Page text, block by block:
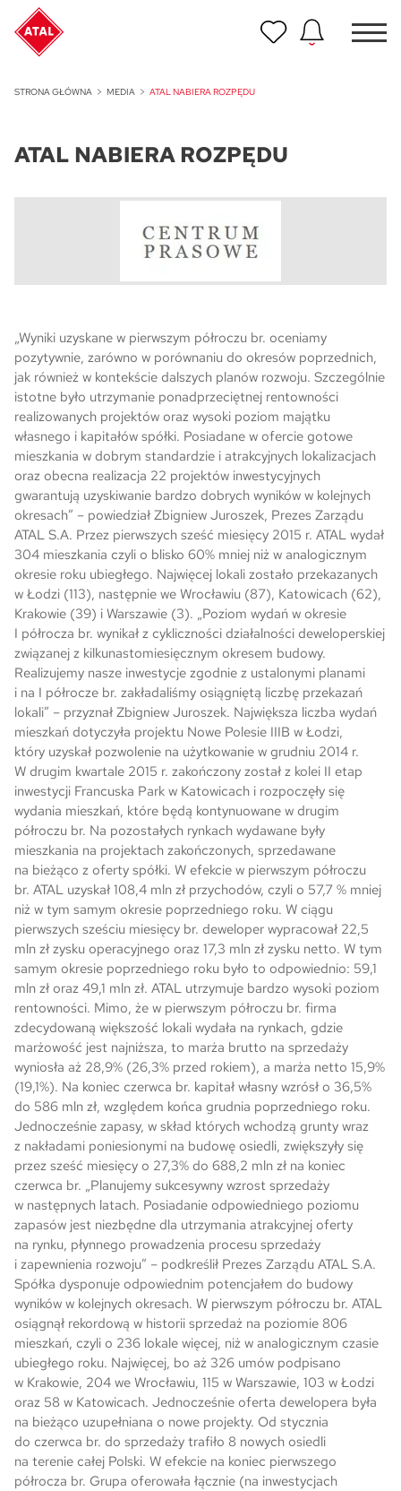
STRONA GŁÓWNA MEDIA ATAL NABIERA ROZPĘDU
ATAL NABIERA ROZPĘDU
„Wyniki uzyskane w pierwszym półroczu br. oceniamy
pozytywnie, zarówno w porównaniu do okresów poprzednich,
jak również w kontekście dalszych planów rozwoju. Szczególnie
istotne było utrzymanie ponadprzeciętnej rentowności
realizowanych projektów oraz wysoki poziom majątku
własnego i kapitałów spółki. Posiadane w ofercie gotowe
mieszkania w dobrym standardzie i atrakcyjnych lokalizacjach
oraz obecna realizacja 22 projektów inwestycyjnych
gwarantują uzyskiwanie bardzo dobrych wyników w kolejnych
okresach” – powiedział Zbigniew Juroszek, Prezes Zarządu
ATAL S.A. Przez pierwszych sześć miesięcy 2015 r. ATAL wydał
304 mieszkania czyli o blisko 60% mniej niż w analogicznym
okresie roku ubiegłego. Najwięcej lokali zostało przekazanych
w Łodzi (113), następnie we Wrocławiu (87), Katowicach (62),
Krakowie (39) i Warszawie (3). „Poziom wydań w okresie
I półrocza br. wynikał z cykliczności działalności deweloperskiej
związanej z kilkunastomiesięcznym okresem budowy.
Realizujemy nasze inwestycje zgodnie z ustalonymi planami
i na I półrocze br. zakładaliśmy osiągniętą liczbę przekazań
lokali” – przyznał Zbigniew Juroszek. Największa liczba wydań
mieszkań dotyczyła projektu Nowe Polesie IIIB w Łodzi,
który uzyskał pozwolenie na użytkowanie w grudniu 2014 r.
W drugim kwartale 2015 r. zakończony został z kolei II etap
inwestycji Francuska Park w Katowicach i rozpoczęły się
wydania mieszkań, które będą kontynuowane w drugim
półroczu br. Na pozostałych rynkach wydawane były
mieszkania na projektach zakończonych, sprzedawane
na bieżąco z oferty spółki. W efekcie w pierwszym półroczu
br. ATAL uzyskał 108,4 mln zł przychodów, czyli o 57,7 % mniej
niż w tym samym okresie poprzedniego roku. W ciągu
pierwszych sześciu miesięcy br. deweloper wypracował 22,5
mln zł zysku operacyjnego oraz 17,3 mln zł zysku netto. W tym
samym okresie poprzedniego roku było to odpowiednio: 59,1
mln zł oraz 49,1 mln zł. ATAL utrzymuje bardzo wysoki poziom
rentowności. Mimo, że w pierwszym półroczu br. firma
zdecydowaną większość lokali wydała na rynkach, gdzie
marżowość jest najniższa, to marża brutto na sprzedaży
wyniosła aż 28,9% (26,3% przed rokiem), a marża netto 15,9%
(19,1%). Na koniec czerwca br. kapitał własny wzrósł o 36,5%
do 586 mln zł, względem końca grudnia poprzedniego roku.
Jednocześnie zapasy, w skład których wchodzą grunty wraz
z nakładami poniesionymi na budowę osiedli, zwiększyły się
przez sześć miesięcy o 27,3% do 688,2 mln zł na koniec
czerwca br. „Planujemy sukcesywny wzrost sprzedaży
w następnych latach. Posiadanie odpowiedniego poziomu
zapasów jest niezbędne dla utrzymania atrakcyjnej oferty
na rynku, płynnego prowadzenia procesu sprzedaży
i zapewnienia rozwoju” – podkreślił Prezes Zarządu ATAL S.A.
Spółka dysponuje odpowiednim potencjałem do budowy
wyników w kolejnych okresach. W pierwszym półroczu br. ATAL
osiągnął rekordową w historii sprzedaż na poziomie 806
mieszkań, czyli o 236 lokale więcej, niż w analogicznym czasie
ubiegłego roku. Najwięcej, bo aż 326 umów podpisano
w Krakowie, 204 we Wrocławiu, 115 w Warszawie, 103 w Łodzi
oraz 58 w Katowicach. Jednocześnie oferta dewelopera była
na bieżąco uzupełniana o nowe projekty. Od stycznia
do czerwca br. do sprzedaży trafiło 8 nowych osiedli
na terenie całej Polski. W efekcie na koniec pierwszego
półrocza br. Grupa oferowała łącznie (na inwestycjach
ATAL Unii Lubelskiej w Poznaniu
Nowość
ATAL Ville przy Białej
Program Poleceń ATAL
Polecaj i zyskaj nawet 5 000 zł
NOWOŚĆ
ATAL Ruczaj w Krakowie
Skwer Witosa w Piastowie